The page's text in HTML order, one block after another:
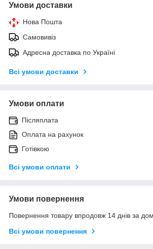
Умови доставки
Нова Пошта
Самовивіз
Адресна доставка по Україні
Всі умови доставки
Умови оплати
Післяплата
Оплата на рахунок
Готівкою
Всі умови оплати
Умови повернення
Повернення товару впродовж 14 днів за
Всі умови повернення